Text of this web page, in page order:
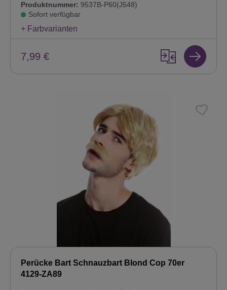
Produktnummer: 9537B-P60(J548)
Sofort verfügbar
+ Farbvarianten
7,99 €
Perücke Bart Schnauzbart Blond Cop 70er
4129-ZA89